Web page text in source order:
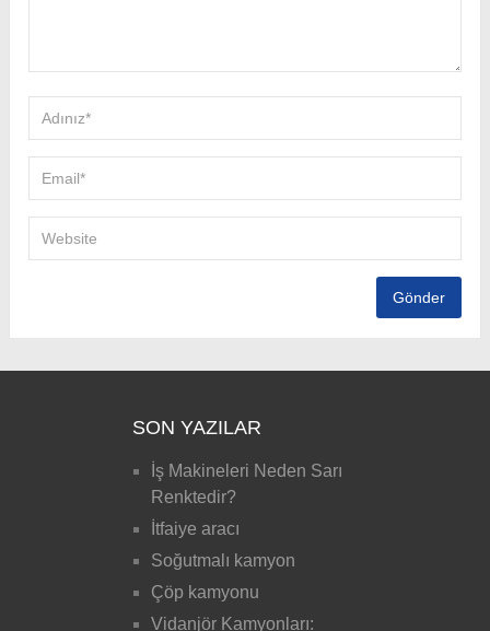
SON YAZILAR
İş Makineleri Neden Sarı
Renktedir?
İtfaiye aracı
Soğutmalı kamyon
Çöp kamyonu
Vidanjör Kamyonları: